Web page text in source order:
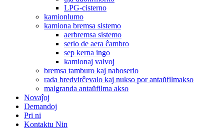
LPG-cisterno
kamionlumo
kamiona bremsa sistemo
aerbremsa sistemo
serio de aera ĉambro
sep kerna ingo
kamionaj valvoj
bremsa tamburo kaj naboserio
rada bredvirĉevalo kaj nukso por antaŭfilmakso
malgranda antaŭfilma akso
Novaĵoj
Demandoj
Pri ni
Kontaktu Nin